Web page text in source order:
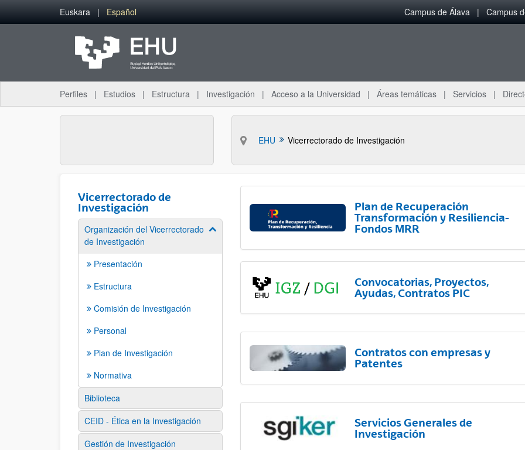
Saltar al contenido principal
Euskara Español Campus de Álava Campus
Perfiles Estudios Estructura Investigación Acceso a la Universidad Áreas temáticas Servicios
EHU Vicerrectorado de Investigación
Vicerrectorado de
Investigación
Organización del Vicerrectorado
de Investigación
Mostrar/ocultar subpáginas
Presentación
Estructura
Comisión de Investigación
Personal
Plan de Investigación
Normativa
Biblioteca
CEID - Ética en la Investigación
Gestión de Investigación
Plan de Recuperación
Transformación y Resiliencia-
Fondos MRR
Convocatorias, Proyectos,
Ayudas, Contratos PIC
Contratos con empresas y
Patentes
Servicios Generales de
Investigación